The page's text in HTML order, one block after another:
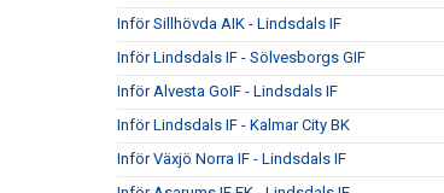
Inför Sillhövda AIK - Lindsdals IF
Inför Lindsdals IF - Sölvesborgs GIF
Inför Alvesta GoIF - Lindsdals IF
Inför Lindsdals IF - Kalmar City BK
Inför Växjö Norra IF - Lindsdals IF